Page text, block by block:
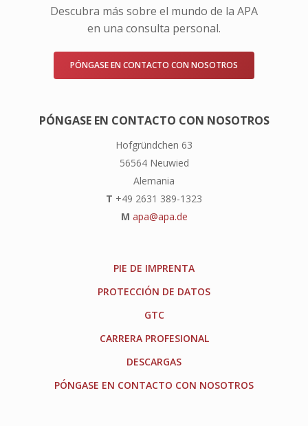
Descubra más sobre el mundo de la APA
en una consulta personal.
PÓNGASE EN CONTACTO CON NOSOTROS
PÓNGASE EN CONTACTO CON NOSOTROS
Hofgründchen 63
56564 Neuwied
Alemania
T +49 2631 389-1323
M apa@apa.de
PIE DE IMPRENTA
PROTECCIÓN DE DATOS
GTC
CARRERA PROFESIONAL
DESCARGAS
PÓNGASE EN CONTACTO CON NOSOTROS